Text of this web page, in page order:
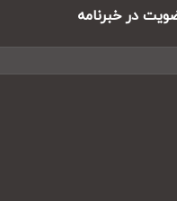
در خبرنامه